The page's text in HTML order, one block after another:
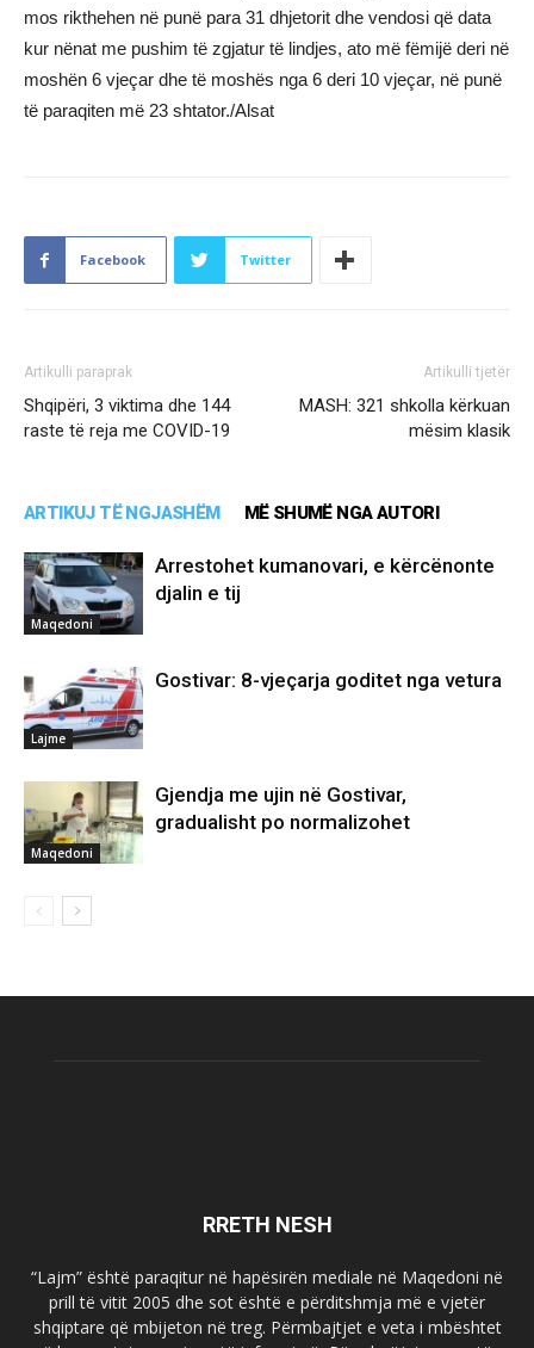
mos rikthehen në punë para 31 dhjetorit dhe vendosi që data
kur nënat me pushim të zgjatur të lindjes, ato më fëmijë deri në
moshën 6 vjeçar dhe të moshës nga 6 deri 10 vjeçar, në punë
të paraqiten më 23 shtator./Alsat
Facebook Twitter
Artikulli paraprak
Shqipëri, 3 viktima dhe 144
raste të reja me COVID-19
Artikulli tjetër
MASH: 321 shkolla kërkuan
mësim klasik
ARTIKUJ TË NGJASHËM MË SHUMË NGA AUTORI
Maqedoni
Arrestohet kumanovari, e kërcënonte
djalin e tij
Lajme
Gostivar: 8-vjeçarja goditet nga vetura
Maqedoni
Gjendja me ujin në Gostivar,
gradualisht po normalizohet
RRETH NESH
“Lajm” është paraqitur në hapësirën mediale në Maqedoni në
prill të vitit 2005 dhe sot është e përditshmja më e vjetër
shqiptare që mbijeton në treg. Përmbajtjet e veta i mbështet